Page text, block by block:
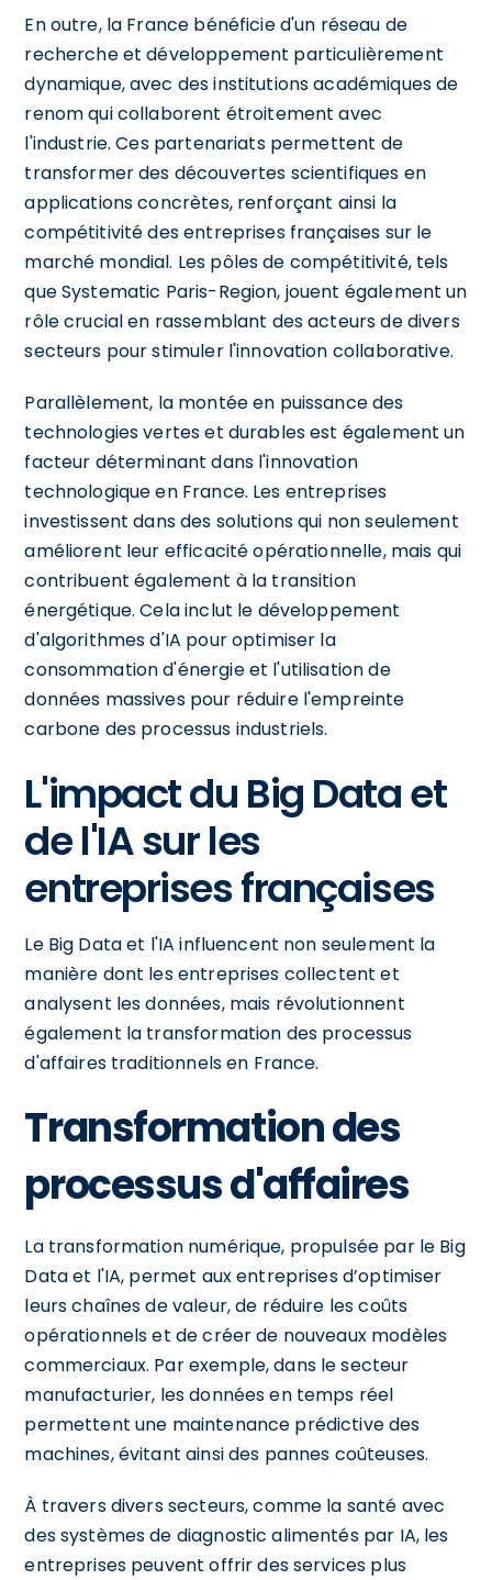
En outre, la France bénéficie d'un réseau de
recherche et développement particulièrement
dynamique, avec des institutions académiques de
renom qui collaborent étroitement avec
l'industrie. Ces partenariats permettent de
transformer des découvertes scientifiques en
applications concrètes, renforçant ainsi la
compétitivité des entreprises françaises sur le
marché mondial. Les pôles de compétitivité, tels
que Systematic Paris-Region, jouent également un
rôle crucial en rassemblant des acteurs de divers
secteurs pour stimuler l'innovation collaborative.
Parallèlement, la montée en puissance des
technologies vertes et durables est également un
facteur déterminant dans l'innovation
technologique en France. Les entreprises
investissent dans des solutions qui non seulement
améliorent leur efficacité opérationnelle, mais qui
contribuent également à la transition
énergétique. Cela inclut le développement
d'algorithmes d'IA pour optimiser la
consommation d'énergie et l'utilisation de
données massives pour réduire l'empreinte
carbone des processus industriels.
L'impact du Big Data et
de l'IA sur les
entreprises françaises
Le Big Data et l'IA influencent non seulement la
manière dont les entreprises collectent et
analysent les données, mais révolutionnent
également la transformation des processus
d'affaires traditionnels en France.
Transformation des
processus d'affaires
La transformation numérique, propulsée par le Big
Data et l'IA, permet aux entreprises d’optimiser
leurs chaînes de valeur, de réduire les coûts
opérationnels et de créer de nouveaux modèles
commerciaux. Par exemple, dans le secteur
manufacturier, les données en temps réel
permettent une maintenance prédictive des
machines, évitant ainsi des pannes coûteuses.
À travers divers secteurs, comme la santé avec
des systèmes de diagnostic alimentés par IA, les
entreprises peuvent offrir des services plus